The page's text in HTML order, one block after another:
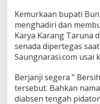
Kemurkaan bupati
menghadiri dan
Karya Karang Taruna
senada dipertegas
Saungnarasi.com usai
Berjanji segera ”
tersebut. Bahkan
diabsen tengah